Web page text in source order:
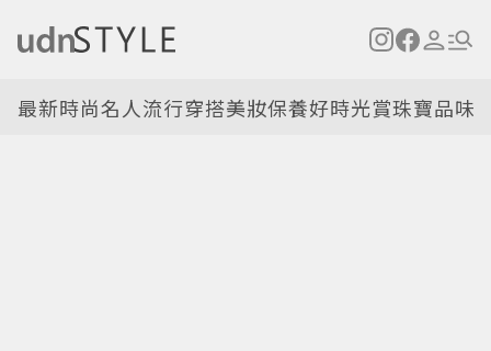
最新時尚名人流行穿搭美妝保養好時光賞珠寶品味